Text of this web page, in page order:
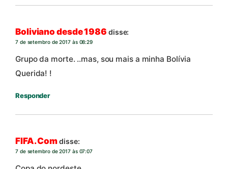
Boliviano desde 1986 disse:
7 de setembro de 2017 às 08:29
Grupo da morte. ..mas, sou mais a minha Bolívia
Querida! !
Responder
FIFA. Comdisse:
7 de setembro de 2017 às 07:07